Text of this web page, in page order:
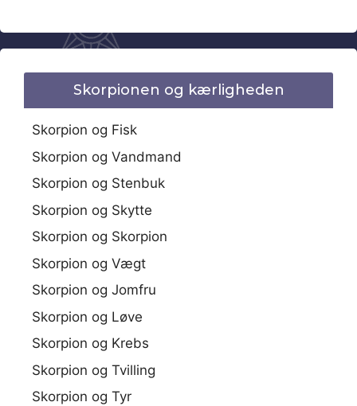
Skorpionen og kærligheden
Skorpion og Fisk
Skorpion og Vandmand
Skorpion og Stenbuk
Skorpion og Skytte
Skorpion og Skorpion
Skorpion og Vægt
Skorpion og Jomfru
Skorpion og Løve
Skorpion og Krebs
Skorpion og Tvilling
Skorpion og Tyr